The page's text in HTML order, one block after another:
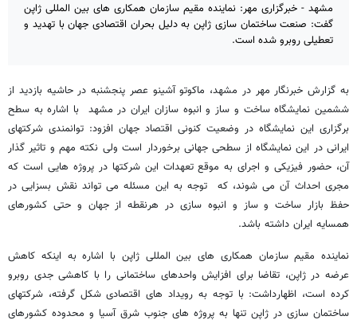
مشهد - خبرگزاری مهر: نماینده مقیم سازمان همکاری های بین المللی ژاپن
گفت: صنعت ساختمان سازی ژاپن به دلیل بحران اقتصادی جهان با تهدید و
تعطیلی روبرو شده است.
به گزارش خبرنگار مهر در مشهد، ماکوتو آشینو عصر پنجشنبه در حاشیه بازدید از
ششمین نمایشگاه ساخت و ساز و انبوه سازان ایران در مشهد با اشاره به سطح
برگزاری این نمایشگاه در وضعیت کنونی اقتصاد جهان افزود: توانمندی شرکتهای
ایرانی در این نمایشگاه از سطحی جهانی برخوردار است ولی نکته مهم و تاثیر گذار
آن، حضور فیزیکی و اجرای به موقع تعهدات این شرکتها در پروژه هایی است که
مجری احداث آن می شوند، که توجه به این مسئله می تواند نقش بسزایی در
حفظ بازار ساخت و ساز و انبوه سازی در هرنقطه از جهان و حتی کشورهای
همسایه ایران داشته باشد.
نماینده مقیم سازمان همکاری های بین المللی ژاپن با اشاره به اینکه کاهش
عرضه در ژاپن، تقاضا برای افزایش واحدهای ساختمانی را با کاهشی جدی روبرو
کرده است، اظهارداشت: با توجه به رویداد های اقتصادی شکل گرفته، شرکتهای
ساختمان سازی در ژاپن تنها به پروژه های جنوب شرق آسیا و محدوده کشورهای